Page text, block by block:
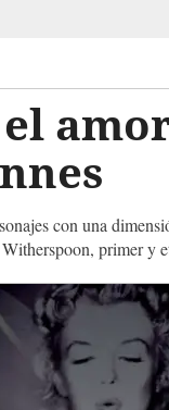
con una
primer y